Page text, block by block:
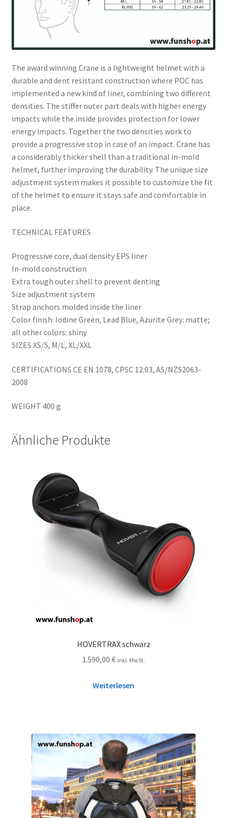
The award winning Crane is a lightweight helmet with a
durable and dent resistant construction where POC has
implemented a new kind of liner, combining two different
densities. The stiffer outer part deals with higher energy
impacts while the inside provides protection for lower
energy impacts. Together the two densities work to
provide a progressive stop in case of an impact. Crane has
a considerably thicker shell than a traditional in-mold
helmet, further improving the durability. The unique size
adjustment system makes it possible to customize the fit
of the helmet to ensure it stays safe and comfortable in
place.
TECHNICAL FEATURES
Progressive core, dual density EPS liner
In-mold construction
Extra tough outer shell to prevent denting
Size adjustment system
Strap anchors molded inside the liner
Color finish: Iodine Green, Lead Blue, Azurite Grey: matte;
all other colors: shiny
SIZES XS/S, M/L, XL/XXL
CERTIFICATIONS CE EN 1078, CPSC 12.03, AS/NZS2063-
2008
WEIGHT 400 g
Ähnliche Produkte
HOVERTRAX schwarz
1.590,00 € inkl. MwSt.
Weiterlesen